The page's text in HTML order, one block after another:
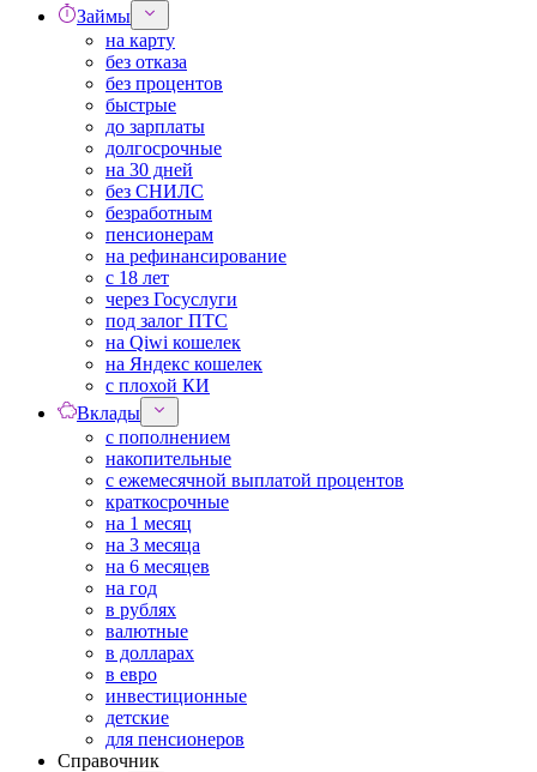
Займы
на карту
без отказа
без процентов
быстрые
до зарплаты
долгосрочные
на 30 дней
без СНИЛС
безработным
пенсионерам
на рефинансирование
с 18 лет
через Госуслуги
под залог ПТС
на Qiwi кошелек
на Яндекс кошелек
с плохой КИ
Вклады
с пополнением
накопительные
с ежемесячной выплатой процентов
краткосрочные
на 1 месяц
на 3 месяца
на 6 месяцев
на год
в рублях
валютные
в долларах
в евро
инвестиционные
детские
для пенсионеров
Справочник